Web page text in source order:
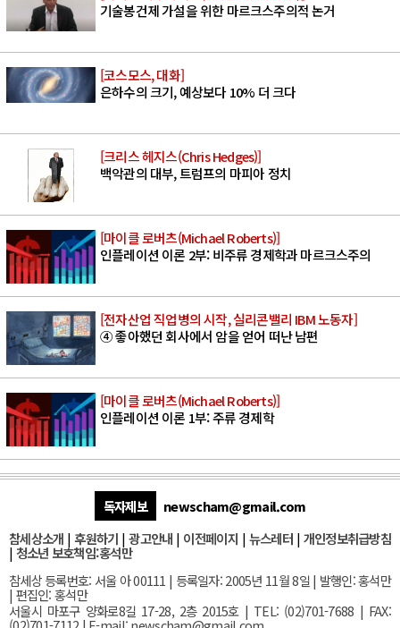
기술봉건제 가설을 위한 마르크스주의적 논거
[코스모스, 대화]
은하수의 크기, 예상보다 10% 더 크다
[크리스 헤지스(Chris Hedges)]
백악관의 대부, 트럼프의 마피아 정치
[마이클 로버츠(Michael Roberts)]
인플레이션 이론 2부: 비주류 경제학과 마르크스주의
[전자산업 직업병의 시작, 실리콘밸리 IBM 노동자]
④ 좋아했던 회사에서 암을 얻어 떠난 남편
[마이클 로버츠(Michael Roberts)]
인플레이션 이론 1부: 주류 경제학
독자제보
newscham@gmail.com
참세상소개 | 후원하기 |광고안내 | 이전페이지 | 뉴스레터| 개인정보취급방침
| 청소년 보호책임:홍석만
참세상 등록번호: 서울 아 00111 | 등록일자: 2005년 11월 8일 | 발행인: 홍석만
| 편집인: 홍석만
서울시 마포구 양화로8길 17-28, 2층 2015호| TEL: (02)701-7688 | FAX: